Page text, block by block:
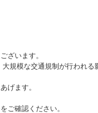
ざいます。
規模な交通規制が行われる
げます。
ご確認ください。